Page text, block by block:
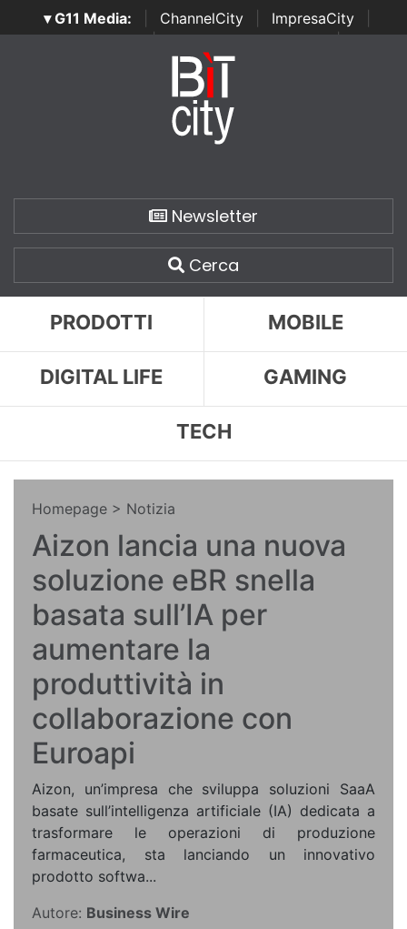
▾ G11 Media: ChannelCity ImpresaCity
SecurityOpenLab | Italian Channel Awards | Italian
Italian Security Awards
Newsletter
Cerca
PRODOTTI MOBILE
DIGITAL LIFE GAMING
TECH
Homepage > Notizia
Aizon lancia una nuova
soluzione eBR snella
basata sull’IA per
aumentare la
produttività in
collaborazione con
Euroapi
Aizon, un’impresa che sviluppa soluzioni SaaA
basate sull’intelligenza artificiale (IA) dedicata a
trasformare le operazioni di produzione
farmaceutica, sta lanciando un innovativo
prodotto softwa...
Autore: Business Wire